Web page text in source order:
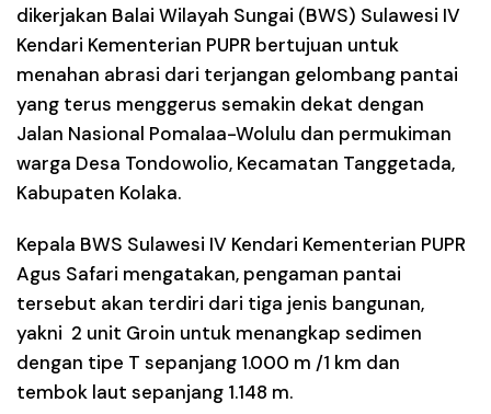
dikerjakan Balai Wilayah Sungai (BWS) Sulawesi IV
Kendari Kementerian PUPR bertujuan untuk
menahan abrasi dari terjangan gelombang pantai
yang terus menggerus semakin dekat dengan
Jalan Nasional Pomalaa-Wolulu dan permukiman
warga Desa Tondowolio, Kecamatan Tanggetada,
Kabupaten Kolaka.
Kepala BWS Sulawesi IV Kendari Kementerian PUPR
Agus Safari mengatakan, pengaman pantai
tersebut akan terdiri dari tiga jenis bangunan,
yakni 2 unit Groin untuk menangkap sedimen
dengan tipe T sepanjang 1.000 m /1 km dan
tembok laut sepanjang 1.148 m.